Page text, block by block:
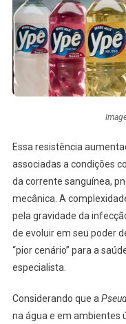
Essa resistência
associadas a condições
da corrente sanguínea,
mecânica. A
pela gravidade da
de evoluir em seu poder
“pior cenário” para a
especialista.
Considerando que a
na água e em ambientes